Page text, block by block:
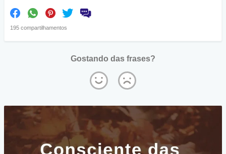
195 compartilhamentos
Gostando das frases?